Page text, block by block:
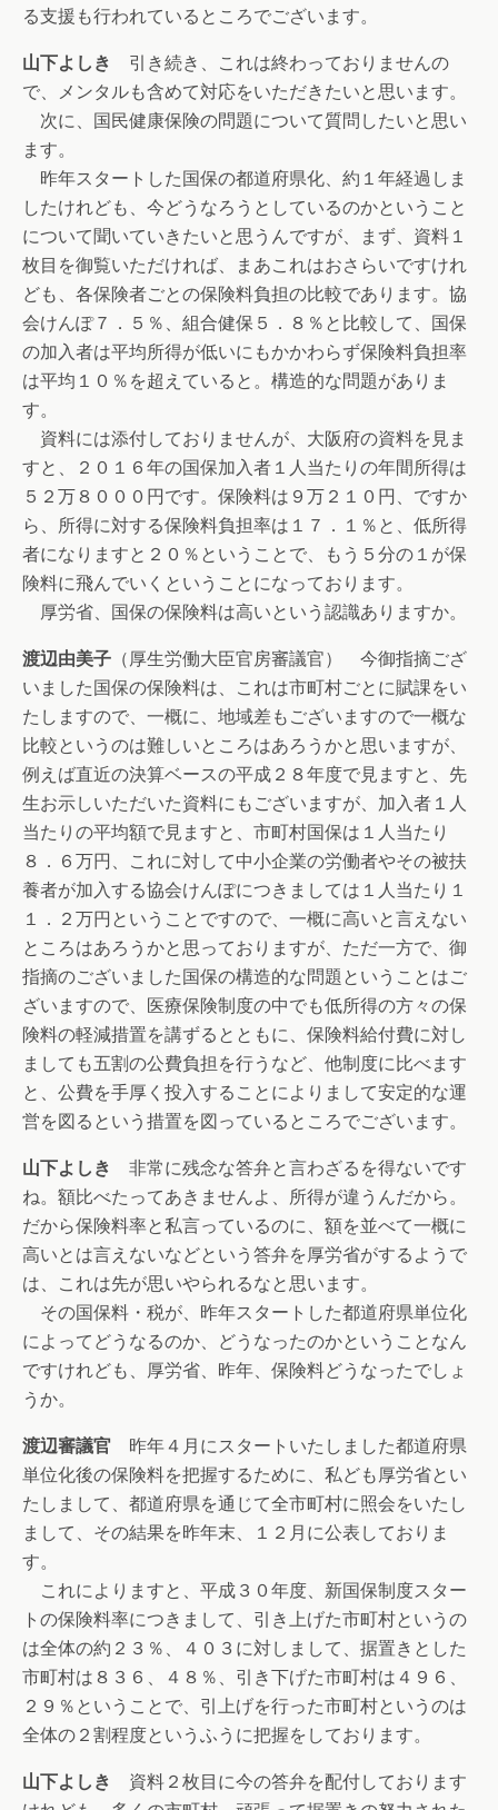
る支援も行われているところでございます。
山下よしき
引き続き、これは終わっておりませんの
で、メンタルも含めて対応をいただきたいと思います。
次に、国民健康保険の問題について質問したいと思い
ます。
昨年スタートした国保の都道府県化、約１年経過しま
したけれども、今どうなろうとしているのかということ
について聞いていきたいと思うんですが、まず、資料１
枚目を御覧いただければ、まあこれはおさらいですけれ
ども、各保険者ごとの保険料負担の比較であります。協
会けんぽ７．５％、組合健保５．８％と比較して、国保
の加入者は平均所得が低いにもかかわらず保険料負担率
は平均１０％を超えていると。構造的な問題がありま
す。
資料には添付しておりませんが、大阪府の資料を見ま
すと、２０１６年の国保加入者１人当たりの年間所得は
５２万８０００円です。保険料は９万２１０円、ですか
ら、所得に対する保険料負担率は１７．１％と、低所得
者になりますと２０％ということで、もう５分の１が保
険料に飛んでいくということになっております。
厚労省、国保の保険料は高いという認識ありますか。
渡辺由美子 （厚生労働大臣官房審議官） 今御指摘ござ
いました国保の保険料は、これは市町村ごとに賦課をい
たしますので、一概に、地域差もございますので一概な
比較というのは難しいところはあろうかと思いますが、
例えば直近の決算ベースの平成２８年度で見ますと、先
生お示しいただいた資料にもございますが、加入者１人
当たりの平均額で見ますと、市町村国保は１人当たり
８．６万円、これに対して中小企業の労働者やその被扶
養者が加入する協会けんぽにつきましては１人当たり１
１．２万円ということですので、一概に高いと言えない
ところはあろうかと思っておりますが、ただ一方で、御
指摘のございました国保の構造的な問題ということはご
ざいますので、医療保険制度の中でも低所得の方々の保
険料の軽減措置を講ずるとともに、保険料給付費に対し
ましても五割の公費負担を行うなど、他制度に比べます
と、公費を手厚く投入することによりまして安定的な運
営を図るという措置を図っているところでございます。
山下よしき
非常に残念な答弁と言わざるを得ないです
ね。額比べたってあきませんよ、所得が違うんだから。
だから保険料率と私言っているのに、額を並べて一概に
高いとは言えないなどという答弁を厚労省がするようで
は、これは先が思いやられるなと思います。
その国保料・税が、昨年スタートした都道府県単位化
によってどうなるのか、どうなったのかということなん
ですけれども、厚労省、昨年、保険料どうなったでしょ
うか。
渡辺審議官 昨年４月にスタートいたしました都道府県
単位化後の保険料を把握するために、私ども厚労省とい
たしまして、都道府県を通じて全市町村に照会をいたし
まして、その結果を昨年末、１２月に公表しておりま
す。
これによりますと、平成３０年度、新国保制度スター
トの保険料率につきまして、引き上げた市町村というの
は全体の約２３％、４０３に対しまして、据置きとした
市町村は８３６、４８％、引き下げた市町村は４９６、
２９％ということで、引上げを行った市町村というのは
全体の２割程度というふうに把握をしております。
山下よしき
資料２枚目に今の答弁を配付しております